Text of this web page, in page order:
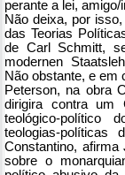
perante a lei,
Não deixa, por
das Teorias
de Carl Schmitt,
modernen
Não obstante, e em
Peterson, na obra
dirigira contra um
teológico-político
teologias-
Constantino,
sobre o